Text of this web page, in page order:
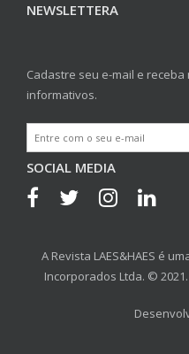
NEWSLETTERA
Cadastre seu e-mail e receba
informativos.
SOCIAL MEDIA
A Revista LAES&HAES é
Incorporados Ltda. ©